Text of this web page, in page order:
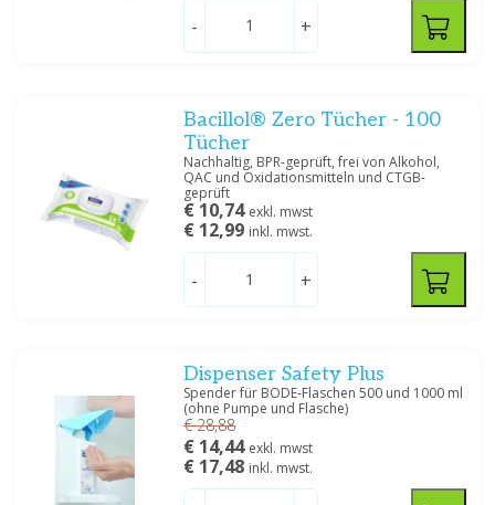
5000 ML
1000 ML (4)
100 ML(4)
- +
Bacillol® Zero Tücher - 100
Tücher
Nachhaltig, BPR-geprüft, frei von Alkohol,
QAC und Oxidationsmitteln und CTGB-
geprüft
€ 10,74 exkl. mwst
€ 12,99 inkl. mwst.
- +
Dispenser Safety Plus
Spender für BODE-Flaschen 500 und 1000 ml
(ohne Pumpe und Flasche)
€ 28,88
€ 14,44 exkl. mwst
€ 17,48 inkl. mwst.